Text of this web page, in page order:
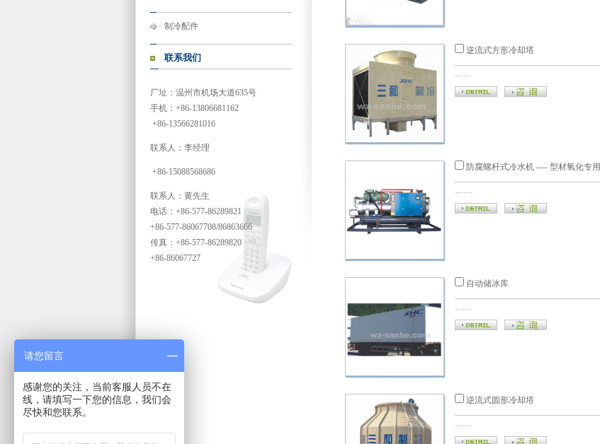
制冷配件
联系我们
厂址：温州市机场大道635号
手机：+86-13806681162
+86-13566281016
联系人：李经理
+86-15088568686
联系人：黄先生
电话：+86-577-86289821
+86-577-86067708/86863666
传真：+86-577-86289820
+86-86067727
逆流式方形冷却塔
……
防腐螺杆式冷水机 ---- 型材氧化专用
……
自动储冰库
……
逆流式圆形冷却塔
……
请您留言
感谢您的关注，当前客服人员不在
线，请填写一下您的信息，我们会
尽快和您联系。